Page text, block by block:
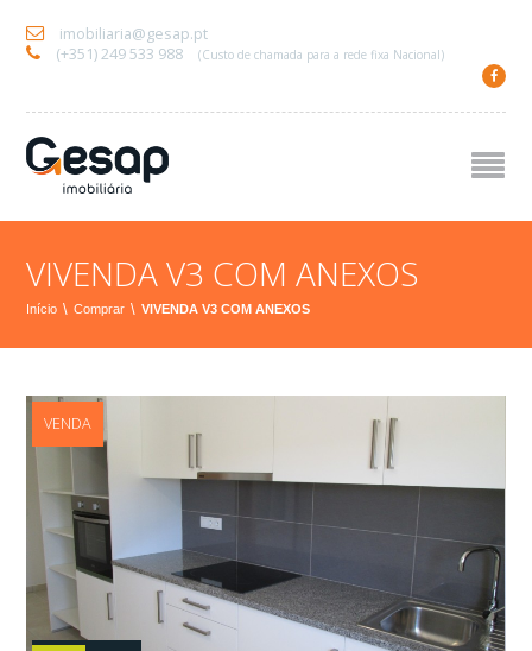
imobiliaria@gesap.pt
(+351) 249 533 988
(Custo de chamada para a rede fixa Nacional)
VIVENDA V3 COM ANEXOS
Início \ Comprar \ VIVENDA V3 COM ANEXOS
VENDA